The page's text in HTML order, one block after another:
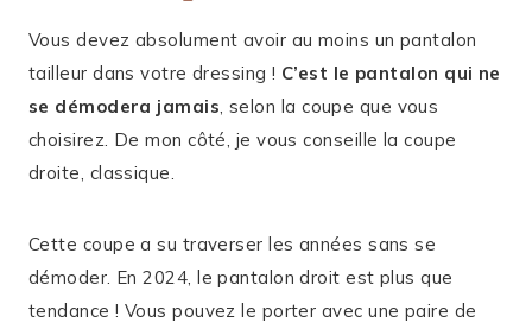
Vous devez absolument avoir au moins un pantalon
tailleur dans votre dressing ! C’est le pantalon qui ne
se démodera jamais, selon la coupe que vous
choisirez. De mon côté, je vous conseille la coupe
droite, classique.
Cette coupe a su traverser les années sans se
démoder. En 2024, le pantalon droit est plus que
tendance ! Vous pouvez le porter avec une paire de